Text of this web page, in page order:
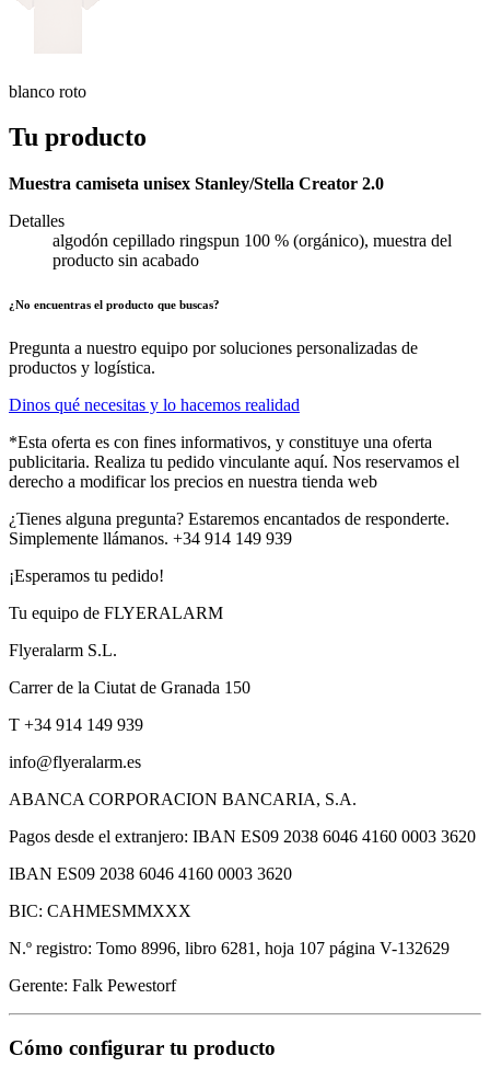
blanco roto
Tu producto
Muestra camiseta unisex Stanley/Stella Creator 2.0
Detalles
algodón cepillado ringspun 100 % (orgánico), muestra del
producto sin acabado
¿No encuentras el producto que buscas?
Pregunta a nuestro equipo por soluciones personalizadas de
productos y logística.
Dinos qué necesitas y lo hacemos realidad
*Esta oferta es con fines informativos, y constituye una oferta
publicitaria. Realiza tu pedido vinculante aquí. Nos reservamos el
derecho a modificar los precios en nuestra tienda web
¿Tienes alguna pregunta? Estaremos encantados de responderte.
Simplemente llámanos. +34 914 149 939
¡Esperamos tu pedido!
Tu equipo de FLYERALARM
Flyeralarm S.L.
Carrer de la Ciutat de Granada 150
T +34 914 149 939
info@flyeralarm.es
ABANCA CORPORACION BANCARIA, S.A.
Pagos desde el extranjero: IBAN ES09 2038 6046 4160 0003 3620
IBAN ES09 2038 6046 4160 0003 3620
BIC: CAHMESMMXXX
N.º registro: Tomo 8996, libro 6281, hoja 107 página V-132629
Gerente: Falk Pewestorf
Cómo configurar tu producto